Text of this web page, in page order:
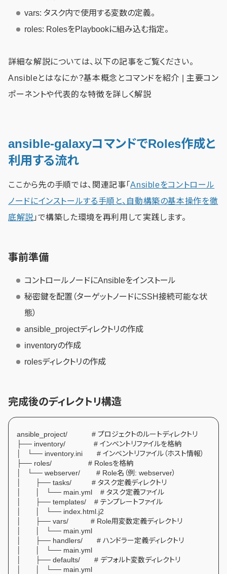
vars: タスク内で使用する変数の定義。
roles: RolesをPlaybookに組み込む指定。
詳細な解説については、以下の記事をご覧ください。
Ansibleとはなにか？基本概念とコマンドを紹介 | 主要コン
ポーネントや代表的な特徴を詳しく解説
ansible-galaxyコマンドでRoles作成と
利用する流れ
ここから先の手順では、関連記事「Ansibleをコントロール
ノードにインストールする手順と、自動構築の基本操作を徹
底解説 」で構築した環境を再利用して実践します。
事前準備
コントロールノードにAnsibleをインストール
秘密鍵を配置（ターゲットノードにSSH接続可能な状
態）
ansible_projectディレクトリの作成
inventoryの作成
rolesディレクトリの作成
完成後のディレクトリ構造
ansible_project/ # プロジェクトのルートディレクトリ
├── inventory/ # インベントリファイルを格納
│ └── inventory.ini # インベントリファイル（ホスト情報）
├── roles/ # Rolesを格納
│ └── webserver/ # Role名（例: webserver）
│ ├── tasks/ # タスク定義ディレクトリ
│ │ └── main.yml # タスク定義ファイル
│ ├── templates/ # テンプレートファイル
│ │ └── index.html.j2
│ ├── vars/ # Role用変数定義ディレクトリ
│ │ └── main.yml
│ ├── handlers/ # ハンドラー定義ディレクトリ
│ │ └── main.yml
│ ├── defaults/ # デフォルト変数ディレクトリ
│ │ └── main.yml